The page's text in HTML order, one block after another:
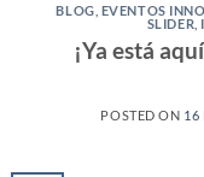
BLOG EVENTOS
SLIDER
¡Ya está
POSTED ON 16